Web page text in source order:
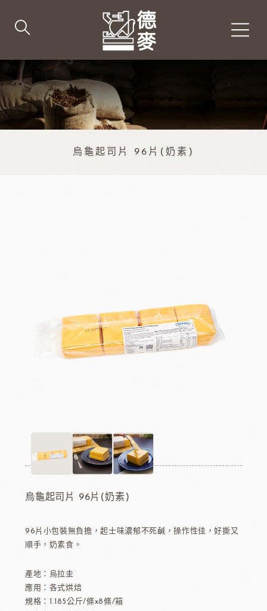
烏龜起司片 96片(奶素)
烏龜起司片 96片(奶素)
96片小包裝無負擔，起士味濃郁不死鹹，操作性佳，好撕又
順手，奶素食。
產地：烏拉圭
應用：各式烘焙
規格：1.185公斤/條x8條/箱